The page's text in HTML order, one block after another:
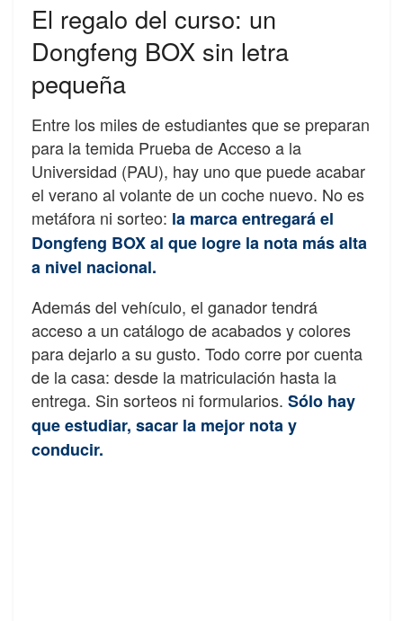
El regalo del curso: un
Dongfeng BOX sin letra
pequeña
Entre los miles de estudiantes que se preparan
para la temida Prueba de Acceso a la
Universidad (PAU), hay uno que puede acabar
el verano al volante de un coche nuevo. No es
metáfora ni sorteo: la marca entregará el
Dongfeng BOX al que logre la nota más alta
a nivel nacional.
Además del vehículo, el ganador tendrá
acceso a un catálogo de acabados y colores
para dejarlo a su gusto. Todo corre por cuenta
de la casa: desde la matriculación hasta la
entrega. Sin sorteos ni formularios. Sólo hay
que estudiar, sacar la mejor nota y
conducir.